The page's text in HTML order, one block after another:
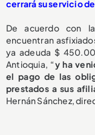
cerrará su servicio
De acuerdo con
encuentran
ya adeuda $
Antioquia, “y ha
el pago de las
prestados a sus
Hernán Sánchez,